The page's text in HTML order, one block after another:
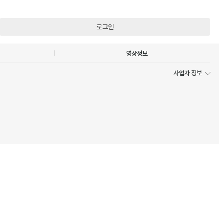
로그인
영상정보
사업자 정보